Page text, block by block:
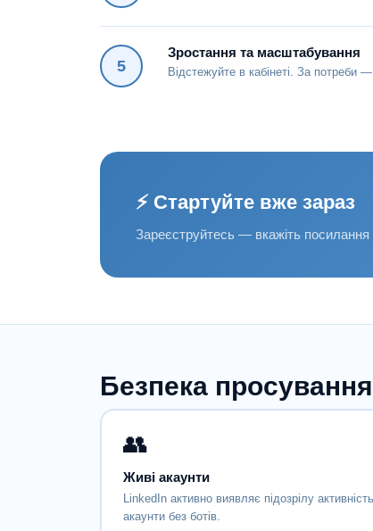
5
Зростання та масштабування
Відстежуйте в кабінеті. За потреби
⚡ Стартуйте вже зараз
Зареєструйтесь — вкажіть посилання
Безпека
👥
Живі акаунти
LinkedIn активно виявляє підозрілу
акаунти без ботів.